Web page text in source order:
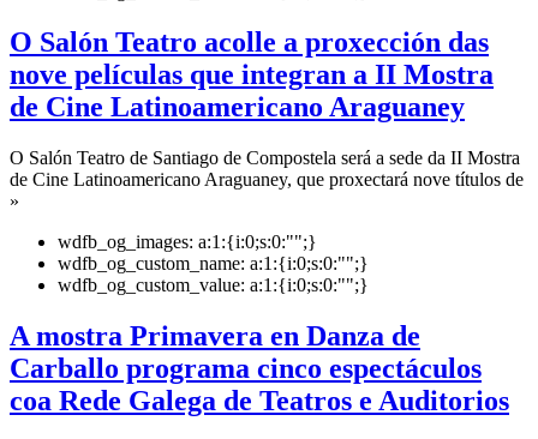
O Salón Teatro acolle a proxección das
nove películas que integran a II Mostra
de Cine Latinoamericano Araguaney
O Salón Teatro de Santiago de Compostela será a sede da II Mostra
de Cine Latinoamericano Araguaney, que proxectará nove títulos de
»
wdfb_og_images: a:1:{i:0;s:0:"";}
wdfb_og_custom_name: a:1:{i:0;s:0:"";}
wdfb_og_custom_value: a:1:{i:0;s:0:"";}
A mostra Primavera en Danza de
Carballo programa cinco espectáculos
coa Rede Galega de Teatros e Auditorios